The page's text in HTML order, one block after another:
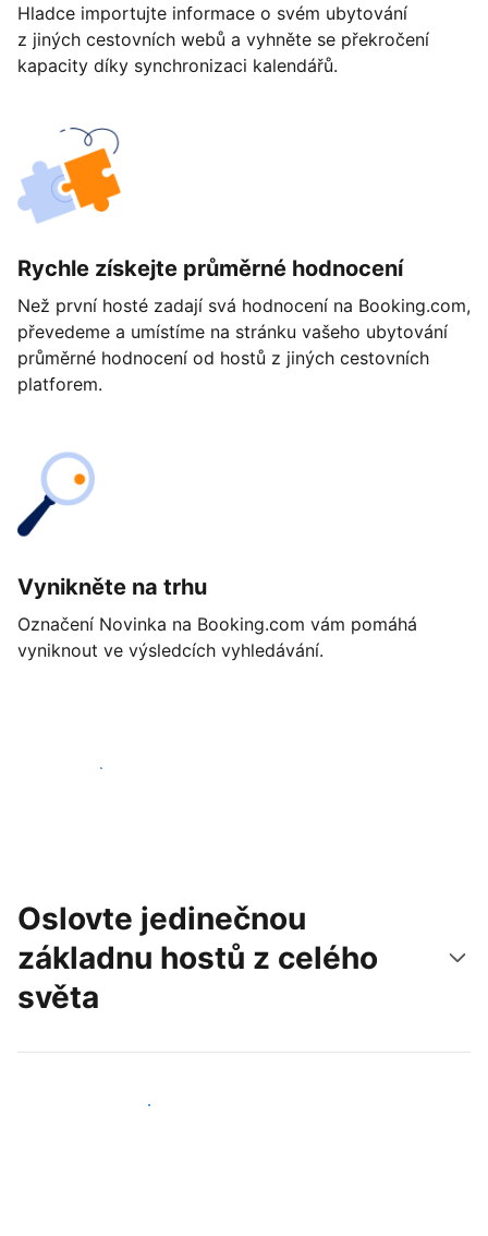
Hladce importujte informace o svém ubytování
z jiných cestovních webů a vyhněte se překročení
kapacity díky synchronizaci kalendářů.
Rychle získejte průměrné hodnocení
Než první hosté zadají svá hodnocení na Booking.com,
převedeme a umístíme na stránku vašeho ubytování
průměrné hodnocení od hostů z jiných cestovních
platforem.
Vynikněte na trhu
Označení Novinka na Booking.com vám pomáhá
vyniknout ve výsledcích vyhledávání.
Začít ještě dnes
Oslovte jedinečnou
základnu hostů z celého
světa
Oslovit nové hosty už dnes